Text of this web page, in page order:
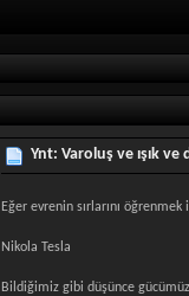
Ynt: Varoluş ve ışık ve
Eğer evrenin sırlarını
Nikola Tesla
Bildiğimiz gibi düşünce